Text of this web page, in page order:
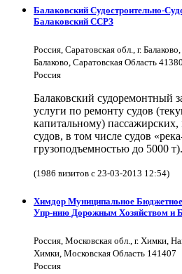
Балаковский Судостроительно-
Балаковский ССРЗ
Россия, Саратовская обл., г.
Балаково, Саратовская Область
Россия
Балаковский судоремонтный
услуги по ремонту судов
капитальному)
судов, в том числе судов
грузоподъемностью до 5000 т).
(1986 визитов с 23-03-2013 12:54)
Химдор Муниципальное
Упр-нию Дорожным Хозяйством и
Россия, Московская обл., г. Химки,
Химки, Московская Область 141407
Россия